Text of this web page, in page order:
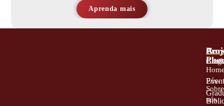
Aprenda mais
A
Sobre
nós
Pós-